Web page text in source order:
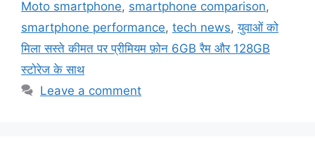
Moto smartphone, smartphone comparison,
smartphone performance, tech news,युवाओं को
मिला सस्ते कीमत पर प्रीमियम फ़ोन 6GB रैम और 128GB
स्टोरेज के साथ
Leave a comment